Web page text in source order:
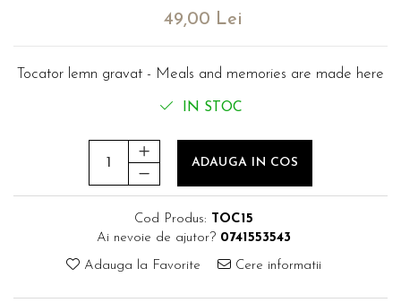
Plachete personalizate
Umerase Personalizate
49,00 Lei
Tocator lemn gravat - Meals and memories are made here
IN STOC
ADAUGA IN COS
Cod Produs: TOC15
Ai nevoie de ajutor? 0741553543
Adauga la Favorite Cere informatii